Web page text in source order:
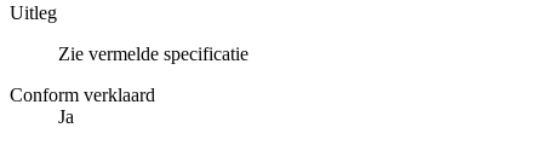
Uitleg
Zie vermelde specificatie
Conform verklaard
Ja